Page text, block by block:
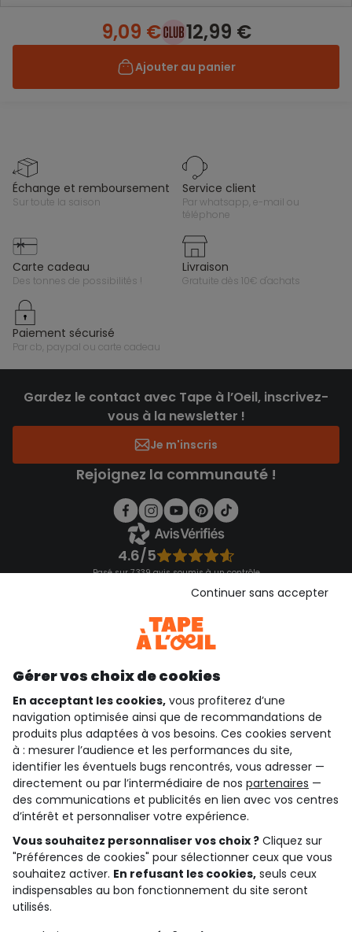
9,09 € 12,99 €
Ajouter au panier
échange et remboursement
sur toute la saison
service client
par whatsapp, e-mail ou
téléphone
carte cadeau
des tonnes de possibilités !
livraison
gratuite dès 10€ d'achats
paiement sécurisé
par cb, paypal ou carte cadeau
Gardez le contact avec Tape à l’Oeil, inscrivez-
vous à la newsletter !
Je m'inscris
Rejoignez la communauté !
4.6/5
Basé sur 7 339 avis soumis à un contrôle
Consulter les CGU
qui sommes-nous ?
besoin d'aide ?
le club fidélité
notre catalogue
Conditions générales de ventes et d'utilisation
Conditions d’utilisation des réseaux sociaux
Politique de confidentialité
Gérer vos choix de cookies
En acceptant les cookies, vous profiterez d’une
navigation optimisée ainsi que de recommandations de
produits plus adaptées à vos besoins. Ces cookies servent
à : mesurer l’audience et les performances du site,
identifier les éventuels bugs rencontrés, vous adresser —
directement ou par l’intermédiaire de nos partenaires —
des communications et publicités en lien avec vos centres
d’intérêt et personnaliser votre expérience.
Vous souhaitez personnaliser vos choix ? Cliquez sur
"Préférences de cookies" pour sélectionner ceux que vous
souhaitez activer. En refusant les cookies, seuls ceux
indispensables au bon fonctionnement du site seront
utilisés.
Continuer sans accepter